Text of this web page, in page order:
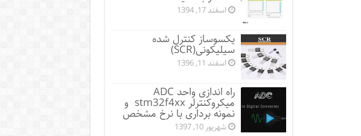
اسفند 17, 1394
یکسوساز کنترل شده
سیلیکونی(SCR)
اسفند 11, 1396
راه اندازی واحد ADC
میکروکنترلر stm32f4xx و
نمونه برداری با نرخ مشخص
شهریور 10, 1397